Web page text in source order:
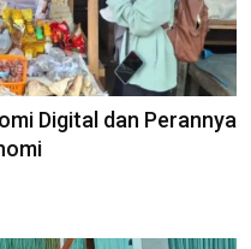
Digital dan Perannya